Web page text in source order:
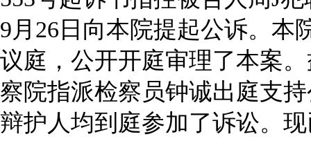
9月26日向本院提起公诉。本
议庭，公开开庭审理了本案
察院指派检察员钟诚出庭支
辩护人均到庭参加了诉讼。